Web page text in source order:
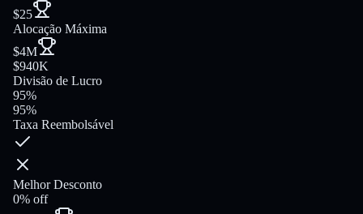
$25
Alocação Máxima
$4M
$940K
Divisão de Lucro
95%
95%
Taxa Reembolsável
Melhor Desconto
0% off